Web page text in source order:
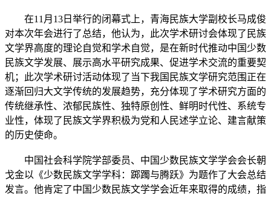
在11月13日举行的闭幕式上，青海民族大学副校长马成俊
对本次年会进行了总结，他认为，此次学术研讨会体现了民族
文学界高度的理论自觉和学术自觉，是在新时代推动中国少数
民族文学发展、展示高水平研究成果、促进学术交流的重要契
机；此次学术研讨活动体现了当下我国民族文学研究范围正在
逐渐回归大文学传统的发展趋势，充分体现了学术研究方面的
传统继承性、浓郁民族性、独特原创性、鲜明时代性、系统专
业性，体现了民族文学界积极为党和人民述学立论、建言献策
的历史使命。
中国社会科学院学部委员、中国少数民族文学学会会长朝
戈金以《少数民族文学学科：踯躅与腾跃》为题作了大会总结
发言。他肯定了中国少数民族文学学会近年来取得的成绩，指